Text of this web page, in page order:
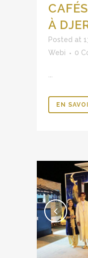
À
Posted at
Webi
0
EN